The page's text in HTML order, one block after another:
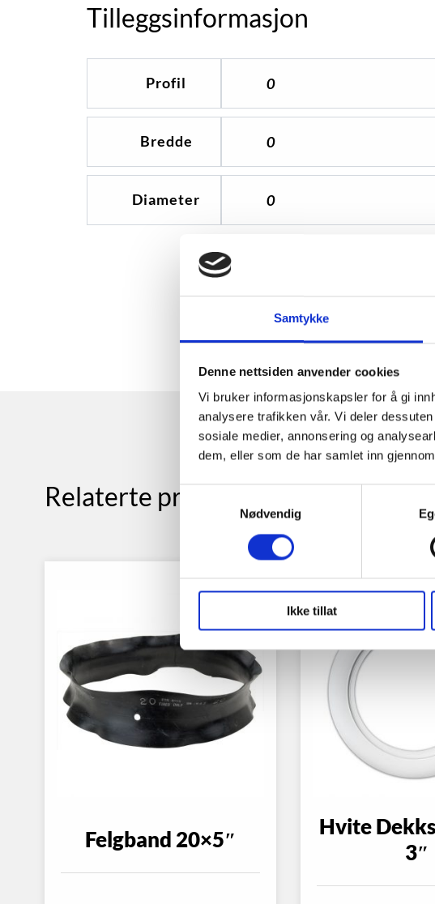
Samtykke
Denne nettsiden anvender cookies
Vi bruker informasjonskapsler for å gi
analysere trafikken vår. Vi deler
sosiale medier, annonsering og
dem, eller som de har samlet inn
Samtykkevalg
Nødvendig
Ikke tillat
Tilleggsinformasjon
Profil 0
Bredde 0
Diameter 0
Relaterte produkter
Felgband 20×5″
Hvite
3″